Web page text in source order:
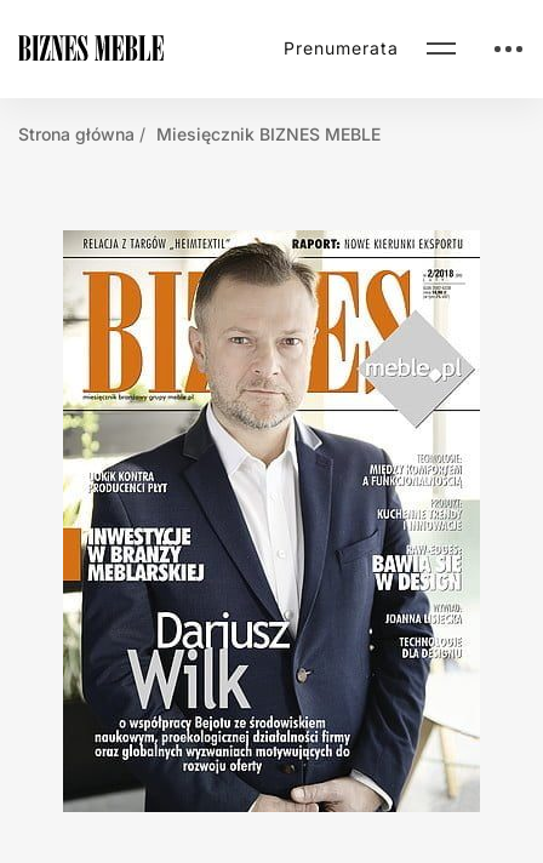
Prenumerata
Strona główna Miesięcznik BIZNES MEBLE